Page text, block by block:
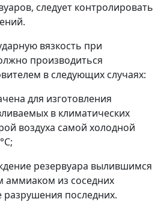
следует контролировать
вязкость при
производиться
в следующих случаях:
для изготовления
в климатических
воздуха самой холодной
резервуара вылившимся
аммиаком из соседних
разрушения последних.